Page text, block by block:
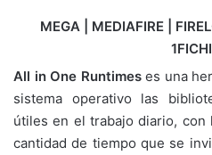
MEGA | MEDIAFIRE |
All in One Runtimeses una
sistema operativo las
útiles en el trabajo diario, con
cantidad de tiempo que se